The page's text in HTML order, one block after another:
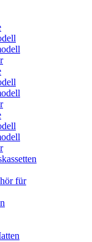
für